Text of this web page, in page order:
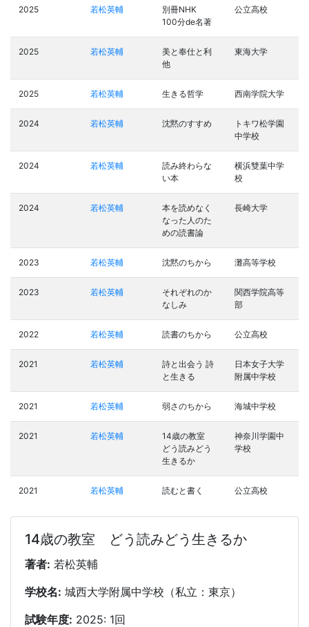
2025 若松英輔
別冊NHK
100分de名著
公立高校
2025 若松英輔
美と奉仕と利
他
東海大学
2025 若松英輔 生きる哲学 西南学院大学
2024 若松英輔 沈黙のすすめ
トキワ松学園
中学校
2024 若松英輔
読み終わらな
い本
横浜雙葉中学
校
2024 若松英輔
本を読めなく
なった人のた
めの読書論
長崎大学
2023 若松英輔 沈黙のちから 灘高等学校
2023 若松英輔
それぞれのか
なしみ
関西学院高等
部
2022 若松英輔 読書のちから 公立高校
2021 若松英輔
詩と出会う 詩
と生きる
日本女子大学
附属中学校
2021 若松英輔 弱さのちから 海城中学校
2021 若松英輔
14歳の教室
どう読みどう
生きるか
神奈川学園中
学校
2021 若松英輔 読むと書く 公立高校
14歳の教室 どう読みどう生きるか
著者: 若松英輔
学校名: 城西大学附属中学校（私立：東京）
試験年度: 2025: 1回